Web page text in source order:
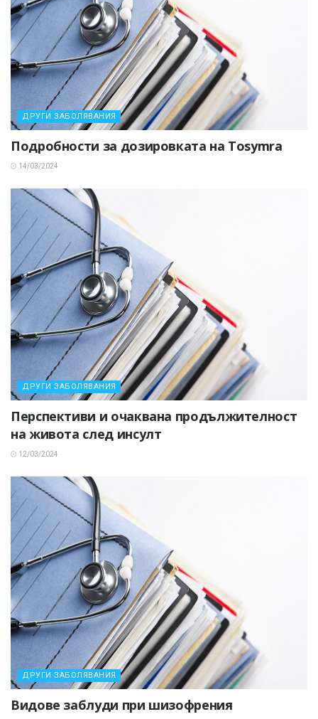
ДРУГИ ЗАБОЛЯВАНИЯ
Подробности за дозировката на Tosymra
14/03/2024
ДРУГИ ЗАБОЛЯВАНИЯ
Перспективи и очаквана продължителност
на живота след инсулт
12/03/2024
ДРУГИ ЗАБОЛЯВАНИЯ
Видове заблуди при шизофрения